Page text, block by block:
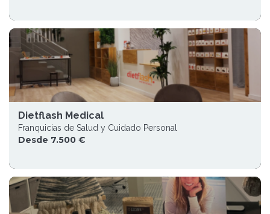
Dietflash Medical
Franquicias de Salud y Cuidado Personal
Desde 7.500 €